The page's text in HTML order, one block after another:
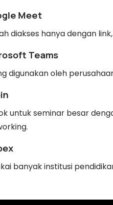
Meet
diakses hanya dengan
Teams
digunakan oleh
untuk seminar besar
banyak institusi